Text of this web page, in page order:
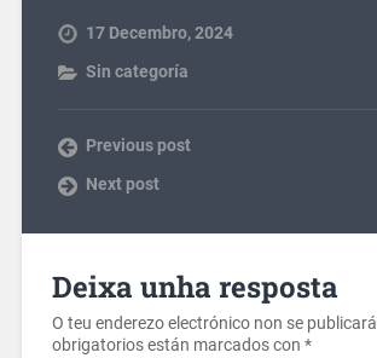
17 Decembro, 2024
Sin categoría
Previous post
Next post
Deixa unha resposta
O teu enderezo electrónico non se publicará
obrigatorios están marcados con *